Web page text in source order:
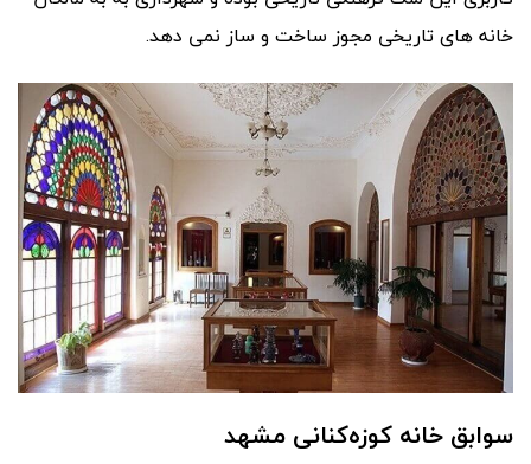
خانه های تاریخی مجوز ساخت و ساز نمی دهد.
سوابق خانه کوزه‌کنانی مشهد